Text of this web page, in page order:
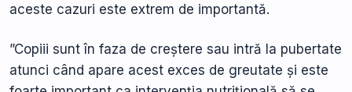
aceste cazuri este extrem de importantă.
”Copiii sunt în faza de creștere sau intră la pubertate
atunci când apare acest exces de greutate și este